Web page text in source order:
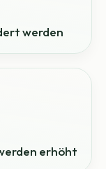
werden
erhöht